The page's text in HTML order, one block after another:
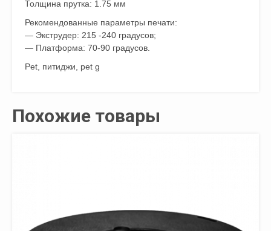
Толщина прутка: 1.75 мм
Рекомендованные параметры печати:
— Экструдер: 215 -240 градусов;
— Платформа: 70-90 градусов.
Pet, питиджи, pet g
Похожие товары